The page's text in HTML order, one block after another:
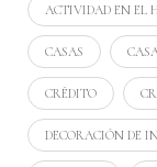
ACTIVIDAD EN EL
CASAS
CRÉDITO
DECORACIÓN DE